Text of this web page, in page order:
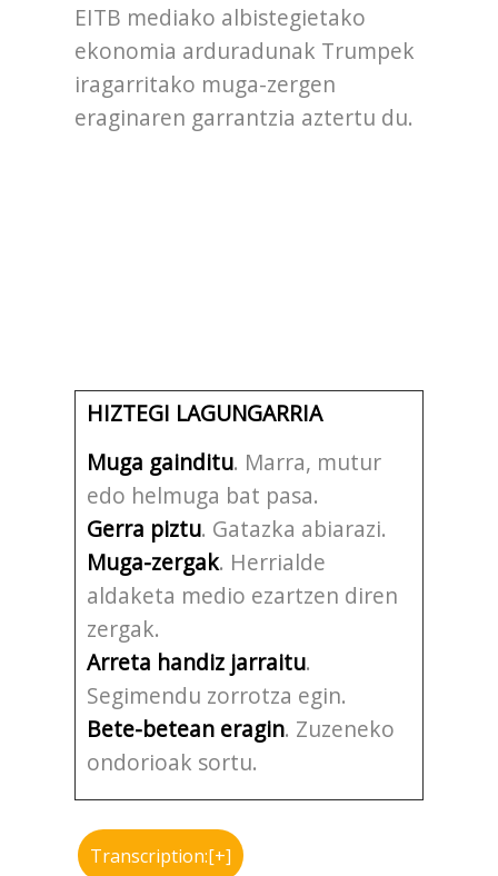
EITB mediako albistegietako
ekonomia arduradunak Trumpek
iragarritako muga-zergen
eraginaren garrantzia aztertu du.
HIZTEGI LAGUNGARRIA
Muga gainditu. Marra, mutur
edo helmuga bat pasa.
Gerra piztu. Gatazka abiarazi.
Muga-zergak. Herrialde
aldaketa medio ezartzen diren
zergak.
Arreta handiz jarraitu.
Segimendu zorrotza egin.
Bete-betean eragin. Zuzeneko
ondorioak sortu.
Transcription:[+]